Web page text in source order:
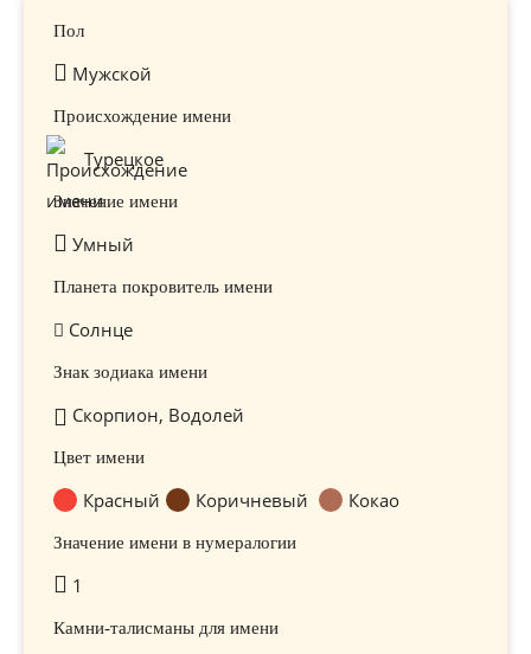
Пол
Мужской
Происхождение имени
Турецкое
Значение имени
Умный
Планета покровитель имени
Солнце
Знак зодиака имени
Скорпион, Водолей
Цвет имени
Красный Коричневый Кокао
Значение имени в нумералогии
1
Камни-талисманы для имени